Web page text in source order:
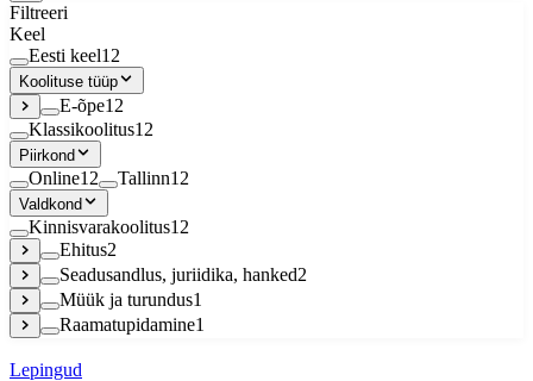
Filtreeri
Keel
Eesti keel12
Koolituse tüüp
E-õpe12
Klassikoolitus12
Piirkond
Online12 Tallinn12
Valdkond
Kinnisvarakoolitus12
Ehitus2
Seadusandlus, juriidika, hanked2
Müük ja turundus1
Raamatupidamine1
Lepingud